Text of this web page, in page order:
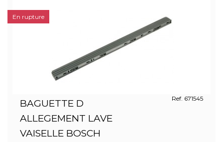
BAGUETTE D
ALLEGEMENT LAVE
VAISELLE BOSCH
Ref. 671545
En rupture